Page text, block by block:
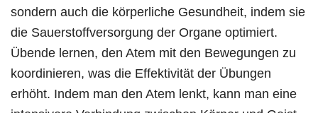
sondern auch die körperliche Gesundheit, indem sie
die Sauerstoffversorgung der Organe optimiert.
Übende lernen, den Atem mit den Bewegungen zu
koordinieren, was die Effektivität der Übungen
erhöht. Indem man den Atem lenkt, kann man eine